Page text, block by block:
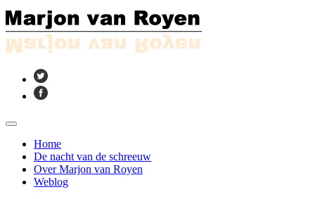
Home
De nacht van de schreeuw
Over Marjon van Royen
Weblog